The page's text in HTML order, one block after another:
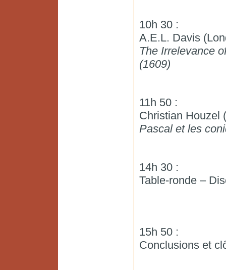
10h 30 :
A.E.L. Davis
The Irrelevance
(1609)
11h 50 :
Christian Houzel
Pascal et les
14h 30 :
Table-ronde –
15h 50 :
Conclusions et